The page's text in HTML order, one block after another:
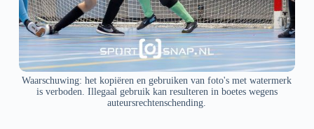
Waarschuwing: het kopiëren en gebruiken van foto's met watermerk
is verboden. Illegaal gebruik kan resulteren in boetes wegens
auteursrechtenschending.